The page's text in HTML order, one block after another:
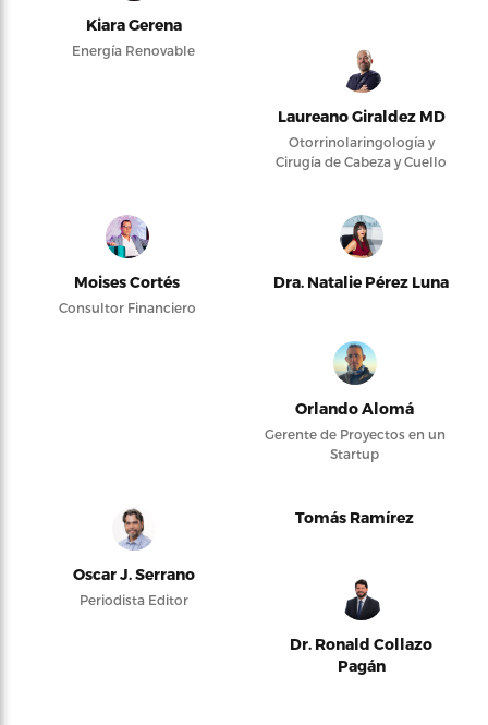
Kiara Gerena
Energía Renovable
Laureano Giraldez MD
Otorrinolaringología y
Cirugía de Cabeza y Cuello
Moises Cortés
Consultor Financiero
Dra. Natalie Pérez Luna
Orlando Alomá
Gerente de Proyectos en un
Startup
Oscar J. Serrano
Periodista Editor
Tomás Ramírez
Dr. Ronald Collazo
Pagán